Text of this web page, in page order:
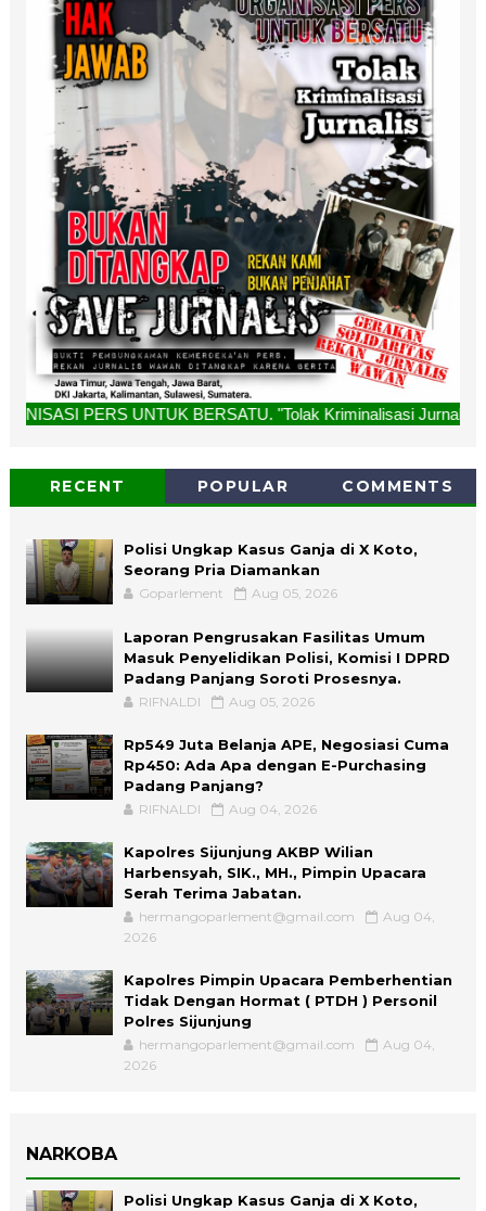
UNTUK BERSATU. "Tolak Kriminalisasi Jurnalis, Rekan
RECENT POPULAR COMMENTS
Polisi Ungkap Kasus Ganja di X Koto,
Seorang Pria Diamankan
Goparlement Aug 05, 2026
Laporan Pengrusakan Fasilitas Umum
Masuk Penyelidikan Polisi, Komisi I DPRD
Padang Panjang Soroti Prosesnya.
RIFNALDI Aug 05, 2026
Rp549 Juta Belanja APE, Negosiasi Cuma
Rp450: Ada Apa dengan E-Purchasing
Padang Panjang?
RIFNALDI Aug 04, 2026
Kapolres Sijunjung AKBP Wilian
Harbensyah, SIK., MH., Pimpin Upacara
Serah Terima Jabatan.
hermangoparlement@gmail.com
Aug 04,
2026
Kapolres Pimpin Upacara Pemberhentian
Tidak Dengan Hormat ( PTDH ) Personil
Polres Sijunjung
hermangoparlement@gmail.com
Aug 04,
2026
NARKOBA
Polisi Ungkap Kasus Ganja di X Koto,